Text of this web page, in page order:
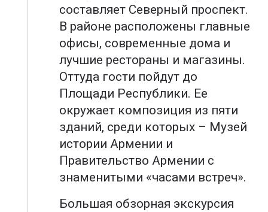
составляет Северный проспект.
В районе расположены главные
офисы, современные дома и
лучшие рестораны и магазины.
Оттуда гости пойдут до
Площади Республики. Ее
окружает композиция из пяти
зданий, среди которых – Музей
истории Армении и
Правительство Армении с
знаменитыми «часами встреч».
Большая обзорная экскурсия